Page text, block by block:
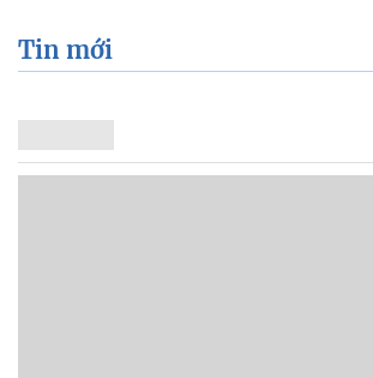
Tin mới